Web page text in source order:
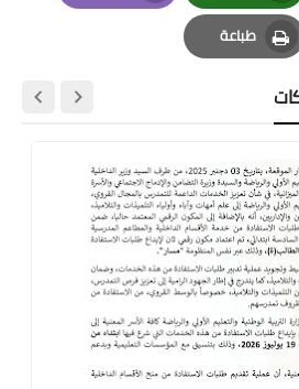
Whatsapp
Email
طباعة
Print